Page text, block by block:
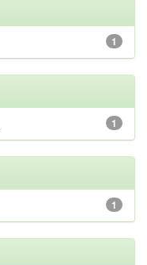
1
1
1